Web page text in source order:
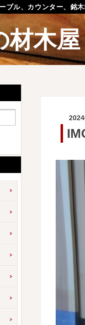
ブル、カウンター、銘
材木屋